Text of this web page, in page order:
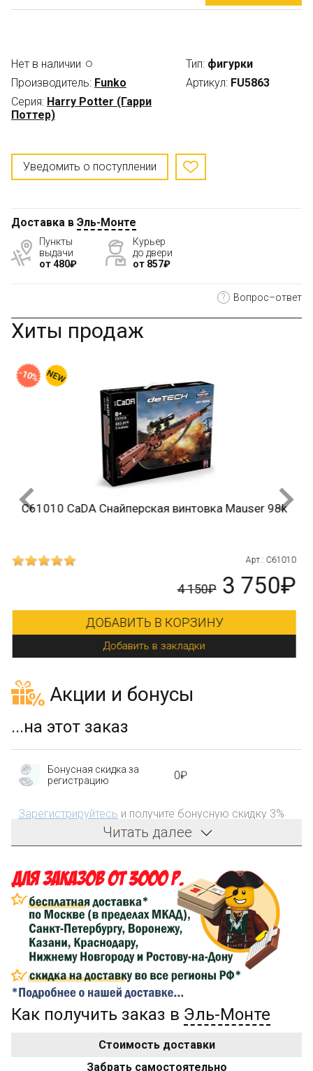
Нет в наличии
Производитель: Funko
Серия: Harry Potter (Гарри
Поттер)
Тип: фигурки
Артикул: FU5863
Уведомить о поступлении
Доставка в Эль-Монте
Пункты
выдачи
от 480₽
Курьер
до двери
от 857₽
? Вопрос–ответ
Хиты продаж
98k
C61010
17021 MOULD KING Дополнение к трактору
Fastrac 4000
ДОБАВИТЬ В КОРЗИНУ
Добавить в закладки
Акции и бонусы
...на этот заказ
Бонусная скидка за
регистрацию
0₽
Зарегистрируйтесь и получите бонусную скидку 3%
на первый заказ!
затрат на доставку
Сделайте заказ на сумму не менее 3 000₽, оплатите
его на карту Сбербанка и получите 150₽ на
компенсацию доставки.
...на следующий заказ
Золотая скидка
персональная
10%
Читать далее
Как получить заказ в Эль-Монте
Стоимость доставки
Забрать самостоятельно